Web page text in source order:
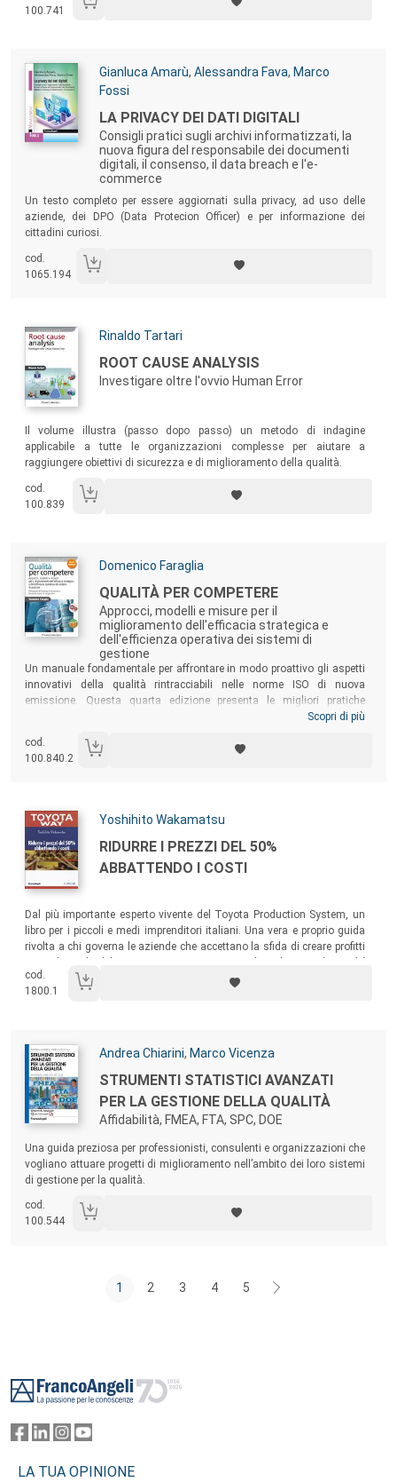
questo percorso verso l’eccellenza.
100.741
Autori:
Gianluca Amarù, Alessandra Fava, Marco
Fossi
Titolo:
LA PRIVACY DEI DATI DIGITALI
Consigli pratici sugli archivi informatizzati, la
nuova figura del responsabile dei documenti
digitali, il consenso, il data breach e l'e-
commerce
Un testo completo per essere aggiornati sulla privacy, ad uso delle
aziende, dei DPO (Data Protecion Officer) e per informazione dei
cittadini curiosi.
cod.
1065.194
Autori:
Rinaldo Tartari
Titolo:
ROOT CAUSE ANALYSIS
Investigare oltre l'ovvio Human Error
Sommario:
Il volume illustra (passo dopo passo) un metodo di indagine
applicabile a tutte le organizzazioni complesse per aiutare a
raggiungere obiettivi di sicurezza e di miglioramento della qualità.
cod.
100.839
Autori:
Domenico Faraglia
Titolo:
QUALITÀ PER COMPETERE
Approcci, modelli e misure per il
miglioramento dell'efficacia strategica e
dell'efficienza operativa dei sistemi di
gestione
Sommario:
Un manuale fondamentale per affrontare in modo proattivo gli aspetti
innovativi della qualità rintracciabili nelle norme ISO di nuova
emissione. Questa
quarta edizione presenta le migliori pratiche
correnti del settore Aerospazio e Difesa, altresì diffuse nell’industria
realizzazione di un processo di Problem Solving o di uno specifico
compito, ossia le metodologie 5S (Cinque Esse), 8D (Otto Discipline),
Product Quality Planning).
Scopri di più
cod.
100.840.2
Autori:
Yoshihito Wakamatsu
Titolo:
RIDURRE I PREZZI DEL 50%
ABBATTENDO I COSTI
Sommario:
Dal più importante esperto vivente del Toyota Production System, un
libro per i piccoli e medi imprenditori italiani. Una vera e proprio guida
rivolta a chi governa le aziende che accettano la sfida di creare profitti
questo è possibile e il libro spiega come!
cod.
1800.1
Autori:
Andrea Chiarini, Marco Vicenza
Titolo:
STRUMENTI STATISTICI AVANZATI
PER LA GESTIONE DELLA QUALITÀ
Affidabilità, FMEA, FTA, SPC, DOE
Una guida preziosa per professionisti, consulenti e organizzazioni che
vogliano attuare progetti di miglioramento nell’ambito dei loro sistemi
di gestione per la qualità.
cod.
100.544
1 2 3 4 5
LA TUA OPINIONE